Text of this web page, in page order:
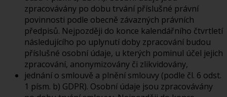
zpracovávány po dobu trvání příslušné právní
povinnosti podle obecně závazných právních
předpisů. Nejpozději do konce kalendářního čtvrtletí
následujícího po uplynutí doby zpracování budou
příslušné osobní údaje, u kterých pominul účel jejich
zpracování, anonymizovány či zlikvidovány,
jednání o smlouvě a plnění smlouvy (podle čl. 6 odst.
1 písm. b) GDPR). Osobní údaje jsou zpracovávány